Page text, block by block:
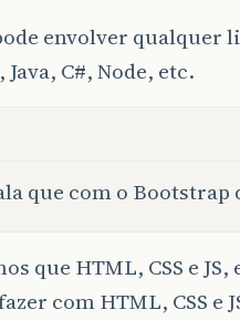
envolver qualquer
C#, Node, etc.
que com o Bootstrap
que HTML, CSS e JS,
com HTML, CSS e